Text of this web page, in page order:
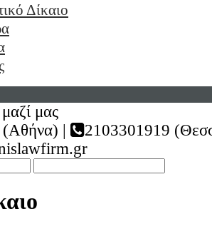
Δίκαιο
μας
|
2103301919